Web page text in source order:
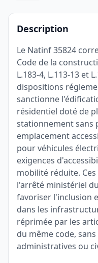
Description
Le Natinf 35824
Code de la
L.183-4, L.113-13 et
dispositions
sanctionne
résidentiel doté de
stationnement sans
emplacement
pour véhicules
exigences
mobilité réduite.
l'arrêté ministériel
favoriser l'inclusion
dans les
réprimée par les
du même code,
administratives ou